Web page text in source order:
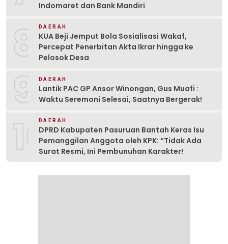
Indomaret dan Bank Mandiri
8 DAERAH
KUA Beji Jemput Bola Sosialisasi Wakaf,
Percepat Penerbitan Akta Ikrar hingga ke
Pelosok Desa
9 DAERAH
Lantik PAC GP Ansor Winongan, Gus Muafi :
Waktu Seremoni Selesai, Saatnya Bergerak!
10DAERAH
DPRD Kabupaten Pasuruan Bantah Keras Isu
Pemanggilan Anggota oleh KPK: “Tidak Ada
Surat Resmi, Ini Pembunuhan Karakter!